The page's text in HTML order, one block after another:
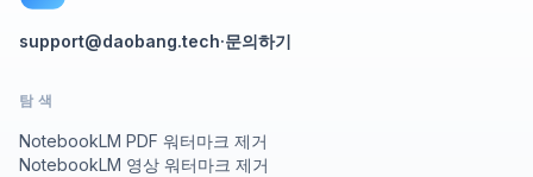
support@daobang.tech·문의하기
탐색
NotebookLM PDF 워터마크 제거
NotebookLM 영상 워터마크 제거